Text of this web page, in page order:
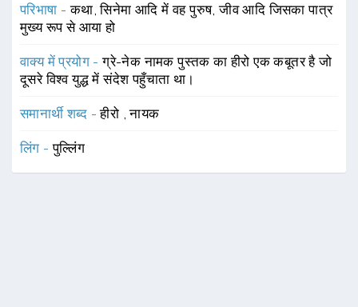
परिभाषा -कथा, सिनेमा आदि में वह पुरुष, जीव आदि जिसका पात्र
मुख्य रूप से आया हो
वाक्य में प्रयोग -ग्रे-नेक नामक पुस्तक का हीरो एक कबूतर है जो
दूसरे विश्व युद्ध में संदेश पहुँचाता था।
समानार्थी शब्द -हीरो ,नायक
लिंग -पुल्लिंग